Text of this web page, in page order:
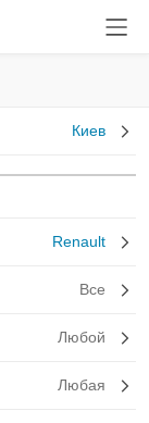
Киев
Renault
Все
Любой
Любая